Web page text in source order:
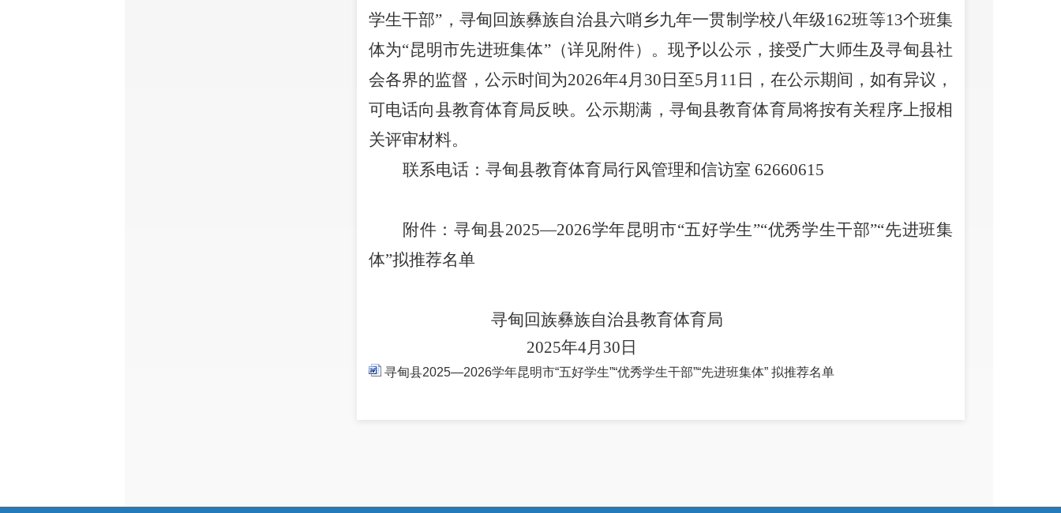
学生干部”， 寻甸回族彝族自治县六哨乡九年一贯制学校八年级162班等13个班集
体为“昆明市先进班集体”（详见附件） 。现予以公示，接受广大师生及寻甸县社
会各界的监督，公示时间为2026年4月 30 日至5月 11 日，在公示期间，如有异议，
可电话向县教育体育局反映。公示期满， 寻甸县教育体育局将按有关程序上报相
关评审材料。
联系电话：寻甸县教育体育局行风管理和信访室 62660615
附件：寻甸县2025—2026学年昆明市“五好学生”“优秀学生干部”“先进班集
体”拟推荐名单
寻甸回族彝族自治县教育体育局
2025年4月30日
寻甸县2025—2026学年昆明市“五好学生”“优秀学生干部”“先进班集体” 拟推荐名单